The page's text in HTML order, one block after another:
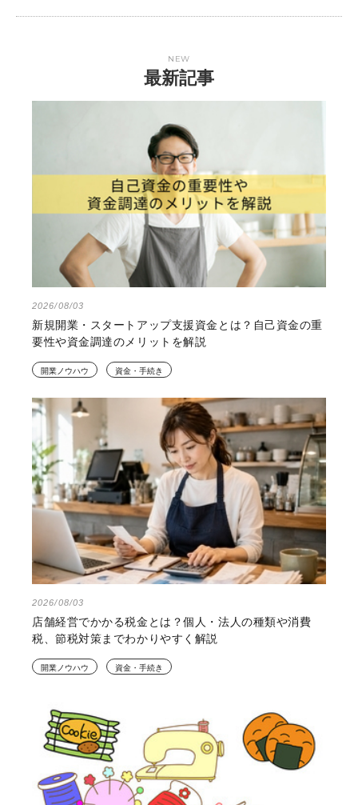
NEW
最新記事
2026/08/03
新規開業・スタートアップ支援資金とは？自己資金の重
要性や資金調達のメリットを解説
開業ノウハウ 資金・手続き
2026/08/03
店舗経営でかかる税金とは？個人・法人の種類や消費
税、節税対策までわかりやすく解説
開業ノウハウ 資金・手続き